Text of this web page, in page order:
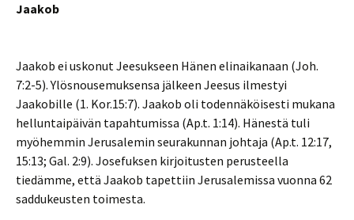
Jaakob
Jaakob ei uskonut Jeesukseen Hänen elinaikanaan (Joh.
7:2-5). Ylösnousemuksensa jälkeen Jeesus ilmestyi
Jaakobille (1. Kor.15:7). Jaakob oli todennäköisesti mukana
helluntaipäivän tapahtumissa (Ap.t. 1:14). Hänestä tuli
myöhemmin Jerusalemin seurakunnan johtaja (Ap.t. 12:17,
15:13; Gal. 2:9). Josefuksen kirjoitusten perusteella
tiedämme, että Jaakob tapettiin Jerusalemissa vuonna 62
saddukeusten toimesta.